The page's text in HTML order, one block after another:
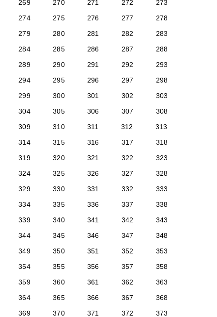
269
270 271 272
273
274
275 276 277
278
279
280 281 282
283
284
285 286 287
288
289
290 291 292
293
294
295 296 297
298
299
300 301 302
303
304
305 306 307
308
309
310 311 312
313
314
315 316 317
318
319
320 321 322
323
324
325 326 327
328
329
330 331 332
333
334
335 336 337
338
339
340 341 342
343
344
345 346 347
348
349
350 351 352
353
354
355 356 357
358
359
360 361 362
363
364
365 366 367
368
369
370 371 372 373